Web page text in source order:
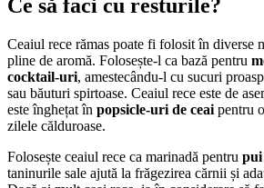
Ce să faci cu resturile?
Ceaiul rece rămas poate fi folosit în diverse
pline de aromă. Folosește-l ca bază pentru
cocktail-uri, amestecându-l cu sucuri
sau băuturi spirtoase. Ceaiul rece este de
este înghețat în popsicle-uri de ceai pentru
zilele călduroase.
Folosește ceaiul rece ca marinadă pentru pui
taninurile sale ajută la frăgezirea cărnii și